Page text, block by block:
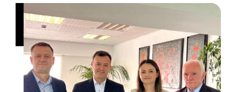
Data:2 Qershor 2025